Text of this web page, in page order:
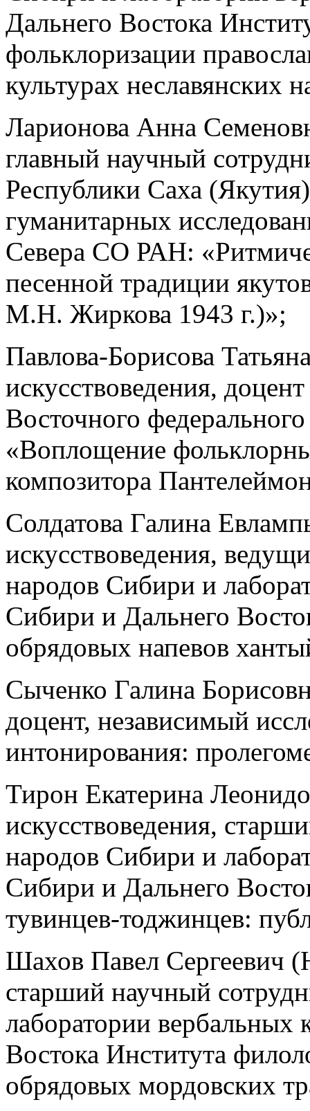
Дальнего Востока
фольклоризации
культурах неславянских
Ларионова Анна
главный научный
Республики Саха
гуманитарных
Севера СО РАН:
песенной традиции
М.Н. Жиркова 1943 г.)»;
Павлова-Борисова
искусствоведения,
Восточного
«Воплощение
композитора
Солдатова Галина
искусствоведения,
народов Сибири и
Сибири и Дальнего
обрядовых напевов
Сыченко Галина
доцент, независимый
интонирования:
Тирон Екатерина
искусствоведения,
народов Сибири и
Сибири и Дальнего
тувинцев-тоджинцев:
Шахов Павел Сергеевич
старший научный
лаборатории вербальных
Востока Института
обрядовых мордовских